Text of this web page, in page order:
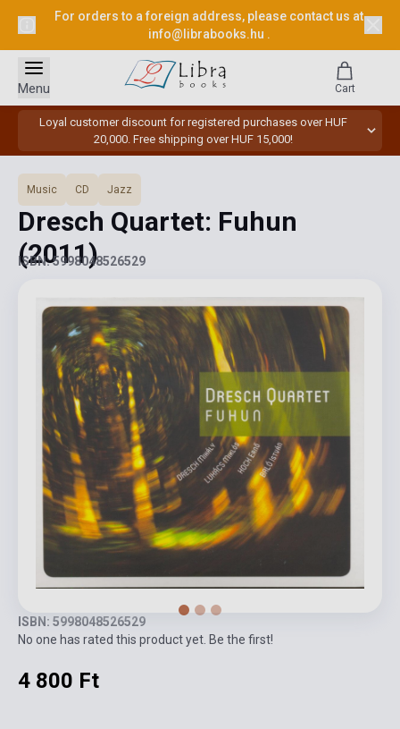
For orders to a foreign address, please contact us at
info@librabooks.hu .
Loyal customer discount for registered purchases over HUF
20,000. Free shipping over HUF 15,000!
Menu Cart
Music CD Jazz
Dresch Quartet: Fuhun
(2011)
ISBN: 5998048526529
ISBN: 5998048526529
No one has rated this product yet. Be the first!
4 800 Ft